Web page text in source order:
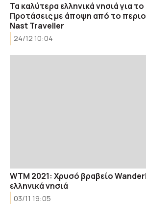
Τα καλύτερα ελληνικά νησιά για
Προτάσεις με άποψη από το
Nast Traveller
24/12 10:04
WTM 2021: Χρυσό βραβείο
ελληνικά νησιά
03/11 19:05